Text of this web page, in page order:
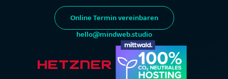
Online Termin vereinbaren
hello@mindweb.studio